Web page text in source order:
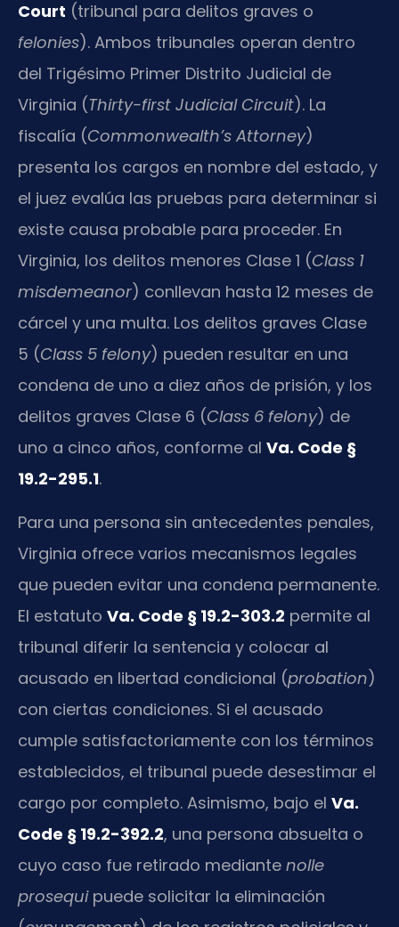
Court (tribunal para delitos graves o
felonies). Ambos tribunales operan dentro
del Trigésimo Primer Distrito Judicial de
Virginia (Thirty-first Judicial Circuit). La
fiscalía (Commonwealth’s Attorney)
presenta los cargos en nombre del estado, y
el juez evalúa las pruebas para determinar si
existe causa probable para proceder. En
Virginia, los delitos menores Clase 1 (Class 1
misdemeanor) conllevan hasta 12 meses de
cárcel y una multa. Los delitos graves Clase
5 (Class 5 felony) pueden resultar en una
condena de uno a diez años de prisión, y los
delitos graves Clase 6 (Class 6 felony) de
uno a cinco años, conforme al Va. Code §
19.2-295.1.
Para una persona sin antecedentes penales,
Virginia ofrece varios mecanismos legales
que pueden evitar una condena permanente.
El estatuto Va. Code § 19.2-303.2 permite al
tribunal diferir la sentencia y colocar al
acusado en libertad condicional (probation)
con ciertas condiciones. Si el acusado
cumple satisfactoriamente con los términos
establecidos, el tribunal puede desestimar el
cargo por completo. Asimismo, bajo el Va.
Code § 19.2-392.2, una persona absuelta o
cuyo caso fue retirado mediante nolle
prosequipuede solicitar la eliminación